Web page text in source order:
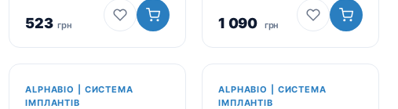
523 грн 1 090 грн
ALPHABIO | СИСТЕМА
ІМПЛАНТІВ
ALPHABIO | СИСТЕМА
ІМПЛАНТІВ